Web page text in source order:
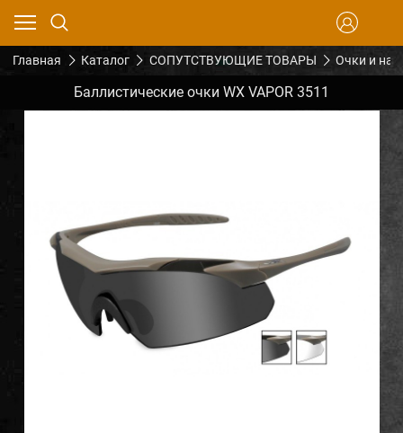
Главная Каталог СОПУТСТВУЮЩИЕ ТОВАРЫ Очки и
Баллистические очки WX VAPOR 3511